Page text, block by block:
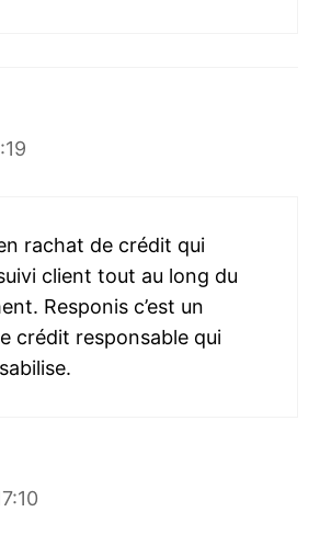
rachat de crédit qui
client tout au long du
Responis c’est un
crédit responsable qui